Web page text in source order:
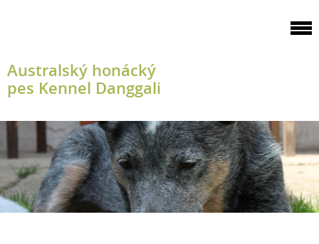
Australský honácký
pes Kennel Danggali